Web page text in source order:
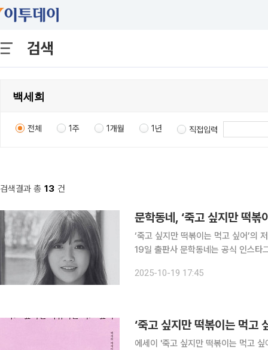
검색
전체 1주 1개월 1년 직접입력
검색결과 총 13 건
‘죽고 싶지만 떡볶이는 먹고 싶어’의
19일 출판사 문학동네는 공식 인스타
가님이 2025년 10월 16일 향년 35
2025-10-19 17:45
‘죽고 싶지만 떡볶이는 먹
에세이 '죽고 싶지만 떡볶이는 먹고